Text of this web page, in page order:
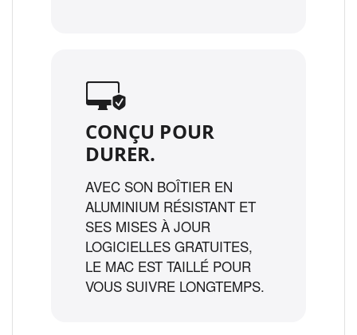
CONÇU POUR
DURER.
AVEC SON BOÎTIER EN
ALUMINIUM RÉSISTANT ET
SES MISES À JOUR
LOGICIELLES GRATUITES,
LE MAC EST TAILLÉ POUR
VOUS SUIVRE LONGTEMPS.